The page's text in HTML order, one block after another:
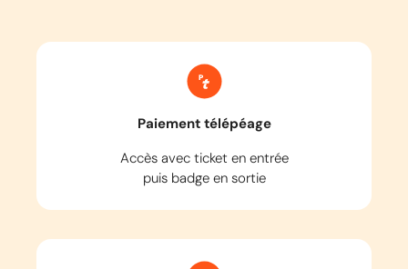
Paiement télépéage
Accès avec ticket en entrée
puis badge en sortie